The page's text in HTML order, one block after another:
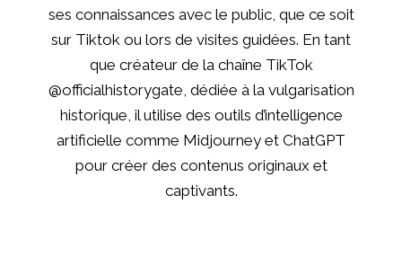
ses connaissances avec le public, que ce soit
sur Tiktok ou lors de visites guidées. En tant
que créateur de la chaîne TikTok
@officialhistorygate, dédiée à la vulgarisation
historique, il utilise des outils d’intelligence
artificielle comme Midjourney et ChatGPT
pour créer des contenus originaux et
captivants.